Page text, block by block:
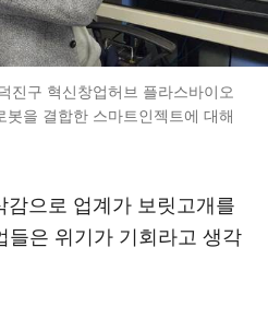
진구 혁신창업허브 플라스바이오
을 결합한 스마트인젝트에 대해
감으로 업계가 보릿고개를
들은 위기가 기회라고 생각